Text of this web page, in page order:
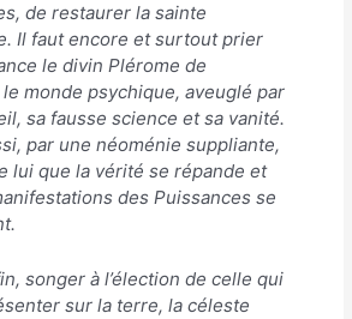
de restaurer la sainte
Il faut encore et surtout prier
le divin Plérome de
monde psychique, aveuglé par
sa fausse science et sa vanité.
par une néoménie suppliante,
lui que la vérité se répande et
des Puissances se
songer à l’élection de celle qui
sur la terre, la céleste